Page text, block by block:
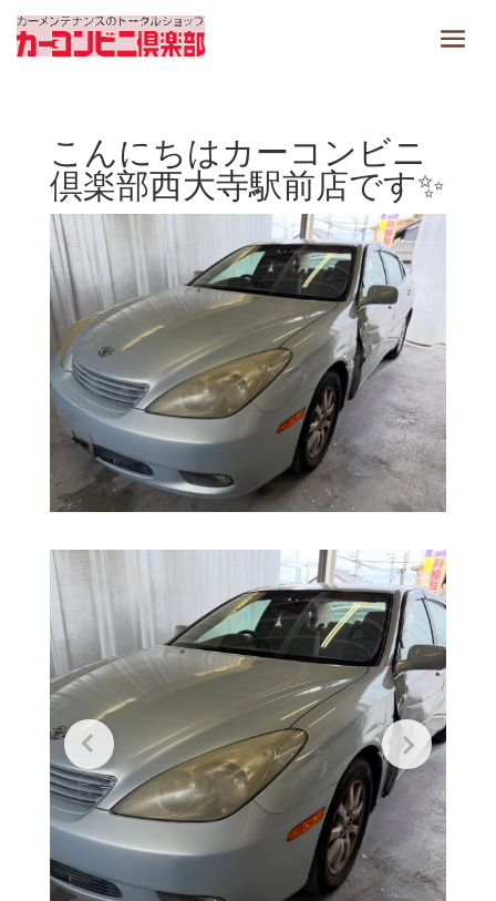
こんにちはカーコンビニ
倶楽部西大寺駅前店です✨